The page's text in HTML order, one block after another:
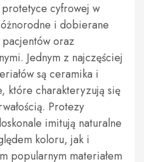
protetyce cyfrowej w
i dobierane
oraz
Jednym z najczęściej
są ceramika i
które charakteryzują się
Protezy
imitują naturalne
koloru, jak i
popularnym materiałem